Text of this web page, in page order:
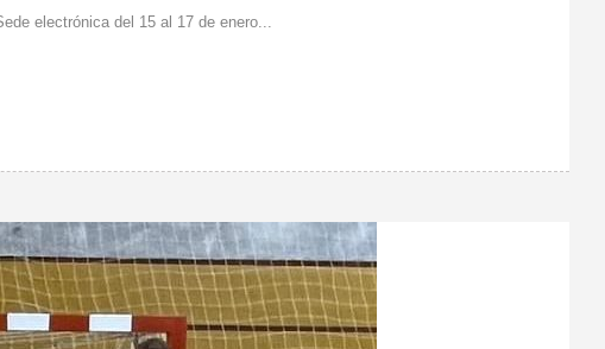
electrónica del 15 al 17 de enero...